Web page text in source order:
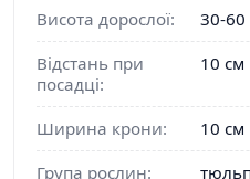
Висота дорослої:
30-60
Відстань при
посадці:
10 см
Ширина крони:
10 см
Група рослин: